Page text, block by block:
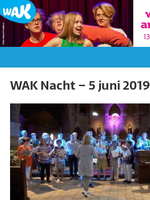
WAK Nacht – 5 juni 2019